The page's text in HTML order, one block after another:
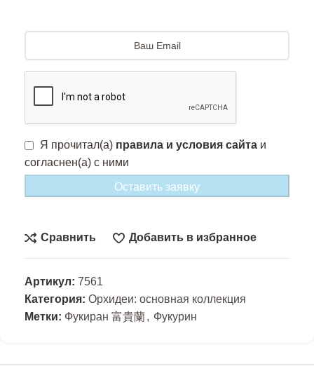
Я прочитал(а) правила и условия сайта и
согласнен(а) с ними
Оставить заявку
Сравнить Добавить в избранное
Артикул: 7561
Категория: Орхидеи: основная коллекция
Метки: Фукиран 富貴蘭, Фукурин